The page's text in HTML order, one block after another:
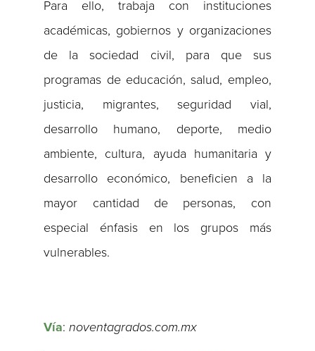
Para ello, trabaja con instituciones
académicas, gobiernos y organizaciones
de la sociedad civil, para que sus
programas de educación, salud, empleo,
justicia, migrantes, seguridad vial,
desarrollo humano, deporte, medio
ambiente, cultura, ayuda humanitaria y
desarrollo económico, beneficien a la
mayor cantidad de personas, con
especial énfasis en los grupos más
vulnerables.
Vía:noventagrados.com.mx